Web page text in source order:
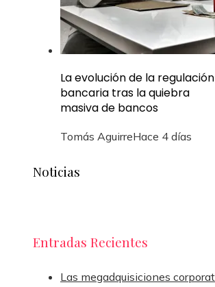
La evolución de la regulación
bancaria tras la quiebra
masiva de bancos
Tomás AguirreHace 4 días
Noticias
Entradas Recientes
Las megadquisiciones